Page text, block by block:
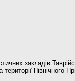
закладів
Північного